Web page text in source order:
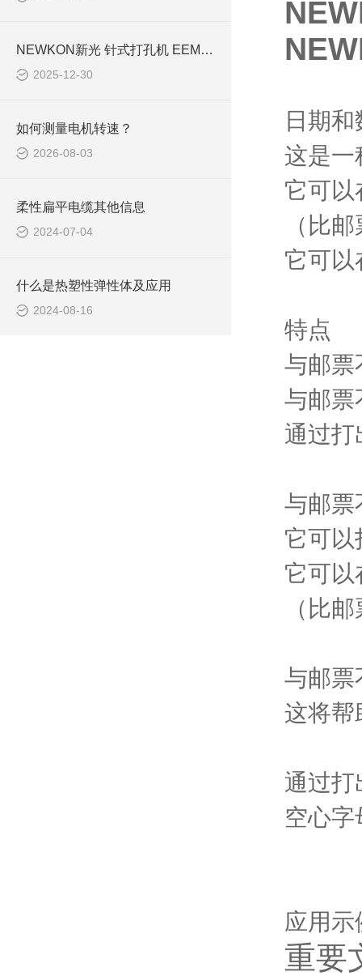
NEWKON新光 针式打孔机 EEM-70 选购指南
2025-12-30
如何测量电机转速？
2026-08-03
柔性扁平电缆其他信息
2024-07-04
什么是热塑性弹性体及应用
2024-08-16
日期
这是一
它可以
（比
它可以
特点
与邮票
与邮票
通过打
与邮票
它可以
它可
（比
与邮票
这将帮
通过打
空心
应用示
重要